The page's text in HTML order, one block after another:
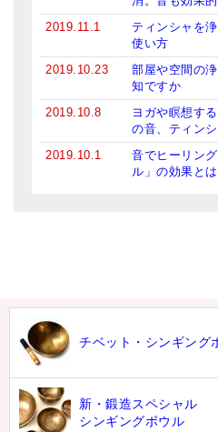
2019.11.1
ティンシャを
使い方
2019.10.23
部屋や空間の
知ですか
2019.10.8
ヨガや瞑想す
の音、ティン
2019.10.1
音でヒーリン
ル」の効果とは
チベット・シンギング
新・鍛造スペシャル
シンギングボウル